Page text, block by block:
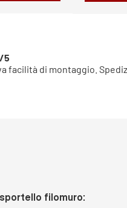
5
facilità di montaggio.
filomuro: